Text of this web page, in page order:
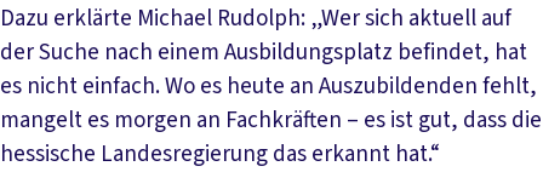
Dazu erklärte Michael Rudolph: „Wer sich aktuell auf
der Suche nach einem Ausbildungsplatz befindet, hat
es nicht einfach. Wo es heute an Auszubildenden fehlt,
mangelt es morgen an Fachkräften – es ist gut, dass die
hessische Landesregierung das erkannt hat.“